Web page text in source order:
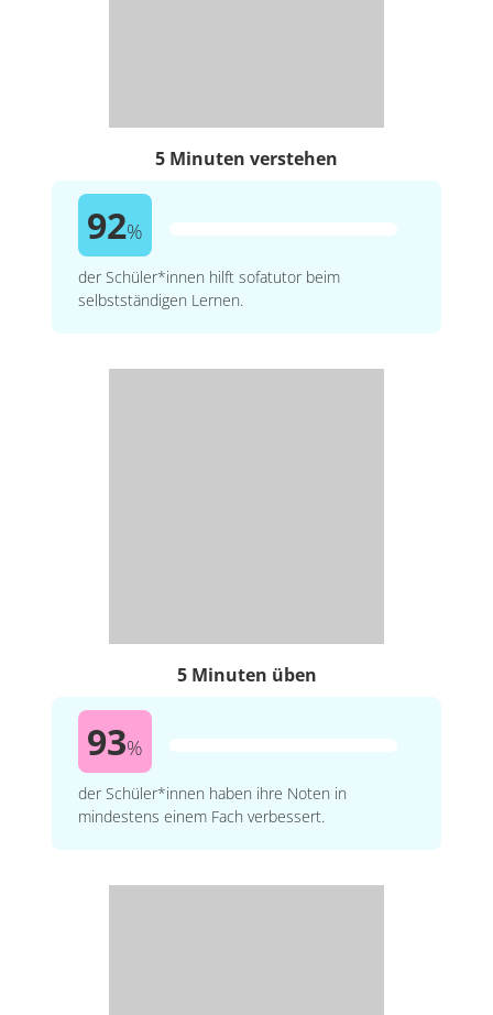
5 Minuten verstehen
92%
der Schüler*innen hilft sofatutor beim
selbstständigen Lernen.
5 Minuten üben
93%
der Schüler*innen haben ihre Noten in
mindestens einem Fach verbessert.